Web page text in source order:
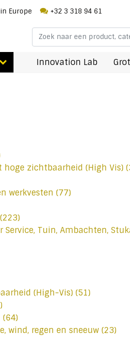
Europe +32 3 318 94 61
Innovation Lab
hoge zichtbaarheid (High Vis)
werkvesten (77)
(223)
Service, Tuin, Ambachten,
(High-Vis) (51)
(64)
wind, regen en sneeuw (23)